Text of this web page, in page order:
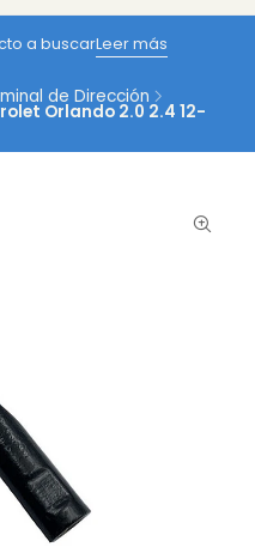
a buscarLeer más
de Dirección
Orlando 2.0 2.4 12-